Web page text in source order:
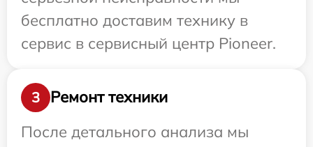
бесплатно доставим технику в
сервис в сервисный центр Pioneer.
3
Ремонт техники
После детального анализа мы